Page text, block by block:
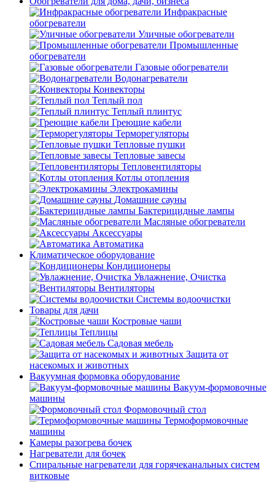
Инфракрасные
обогреватели
Уличные обогреватели
Промышленные
обогреватели
Газовые обогреватели
Водонагреватели
Конвекторы
Теплый пол
Теплый плинтус
Греющие кабели
Терморегуляторы
Тепловые пушки
Тепловые завесы
Тепловентиляторы
Котлы отопления
Электрокамины
Домашние сауны
Бактерицидные лампы
Масляные обогреватели
Аксессуары
Автоматика
Климатическое оборудование
Кондиционеры
Увлажнение, Очистка
Вентиляторы
Системы водоочистки
Товары для дачи
Костровые чаши
Теплицы
Садовая мебель
Защита от
насекомых и животных
Вакуумная формовка оборудование
Вакуум-формовочные
машины
Формовочный стол
Термоформовочные
машины
Камеры разогрева бочек
Нагреватели для бочек
Спиральные нагреватели для горячеканальных систем
витковые